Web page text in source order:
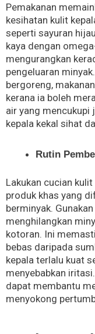
Pemakanan
kesihatan kulit
seperti sayuran
kaya dengan
mengurangkan
pengeluaran
bergoreng,
kerana ia boleh
air yang
kepala kekal sihat
Rutin
Lakukan cucian
produk khas yang
berminyak.
menghilangkan
kotoran. Ini
bebas daripada
kepala terlalu kuat
menyebabkan
dapat membantu
menyokong